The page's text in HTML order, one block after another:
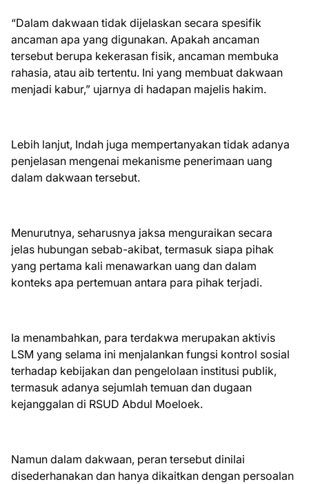
“Dalam dakwaan tidak dijelaskan secara spesifik
ancaman apa yang digunakan. Apakah ancaman
tersebut berupa kekerasan fisik, ancaman membuka
rahasia, atau aib tertentu. Ini yang membuat dakwaan
menjadi kabur,” ujarnya di hadapan majelis hakim.
Lebih lanjut, Indah juga mempertanyakan tidak adanya
penjelasan mengenai mekanisme penerimaan uang
dalam dakwaan tersebut.
Menurutnya, seharusnya jaksa menguraikan secara
jelas hubungan sebab-akibat, termasuk siapa pihak
yang pertama kali menawarkan uang dan dalam
konteks apa pertemuan antara para pihak terjadi.
Ia menambahkan, para terdakwa merupakan aktivis
LSM yang selama ini menjalankan fungsi kontrol sosial
terhadap kebijakan dan pengelolaan institusi publik,
termasuk adanya sejumlah temuan dan dugaan
kejanggalan di RSUD Abdul Moeloek.
Namun dalam dakwaan, peran tersebut dinilai
disederhanakan dan hanya dikaitkan dengan persoalan